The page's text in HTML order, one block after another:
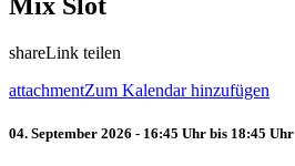
Mix Slot
shareLink teilen
attachmentZum Kalendar hinzufügen
04. September 2026 - 16:45 Uhr bis 18:45 Uhr